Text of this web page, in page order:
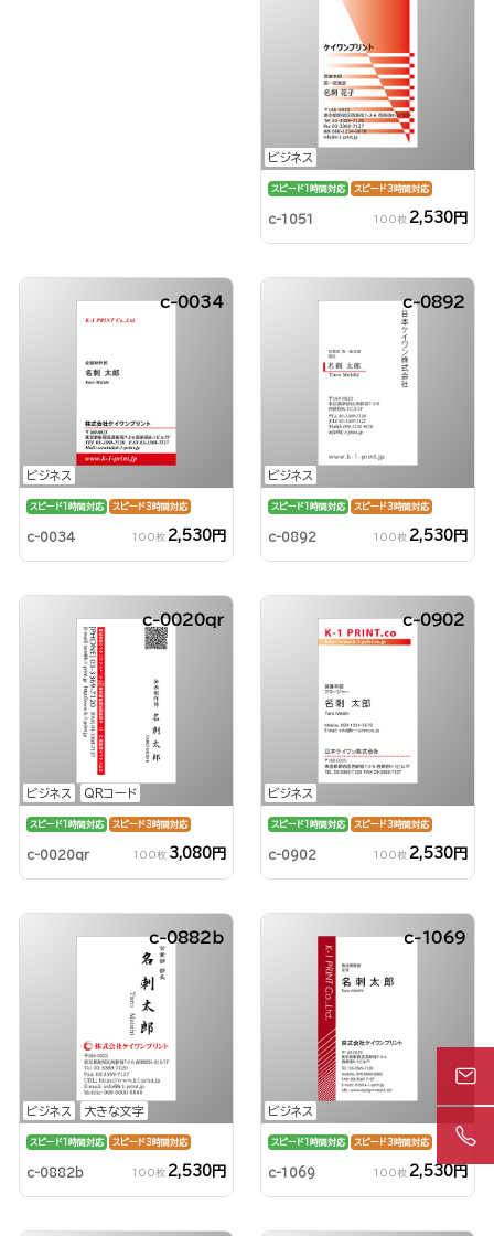
ビジネス
スピード1時間対応 スピード3時間対応
c-1051 100枚 2,530円
ビジネス
c-0034
スピード1時間対応 スピード3時間対応
c-0034 100枚 2,530円
ビジネス
c-0892
スピード1時間対応 スピード3時間対応
c-0892 100枚 2,530円
ビジネス QRコード
c-0020qr
スピード1時間対応 スピード3時間対応
c-0020qr 100枚 3,080円
ビジネス
c-0902
スピード1時間対応 スピード3時間対応
c-0902 100枚 2,530円
ビジネス 大きな文字
c-0882b
スピード1時間対応 スピード3時間対応
c-0882b 100枚 2,530円
ビジネス
c-1069
スピード1時間対応 スピード3時間対応
c-1069 100枚 2,530円